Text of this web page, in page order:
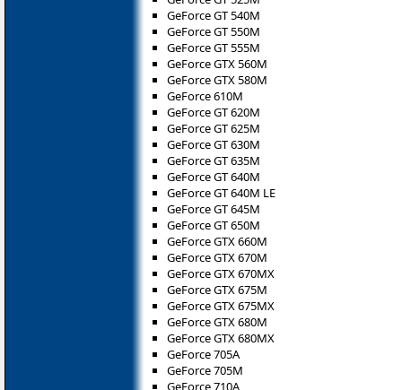
GeForce GT 540M
GeForce GT 550M
GeForce GT 555M
GeForce GTX 560M
GeForce GTX 580M
GeForce 610M
GeForce GT 620M
GeForce GT 625M
GeForce GT 630M
GeForce GT 635M
GeForce GT 640M
GeForce GT 640M LE
GeForce GT 645M
GeForce GT 650M
GeForce GTX 660M
GeForce GTX 670M
GeForce GTX 670MX
GeForce GTX 675M
GeForce GTX 675MX
GeForce GTX 680M
GeForce GTX 680MX
GeForce 705A
GeForce 705M
GeForce 710A